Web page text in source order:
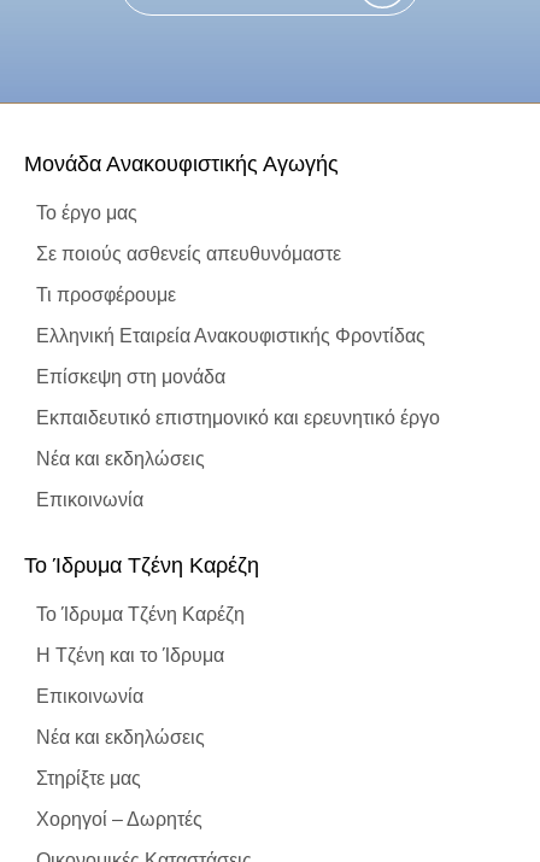
Μονάδα Ανακουφιστικής Αγωγής
Το έργο μας
Σε ποιούς ασθενείς απευθυνόμαστε
Τι προσφέρουμε
Ελληνική Εταιρεία Ανακουφιστικής Φροντίδας
Επίσκεψη στη μονάδα
Εκπαιδευτικό επιστημονικό και ερευνητικό έργο
Νέα και εκδηλώσεις
Επικοινωνία
To Ίδρυμα Τζένη Καρέζη
To Ίδρυμα Τζένη Καρέζη
Η Τζένη και το Ίδρυμα
Επικοινωνία
Νέα και εκδηλώσεις
Στηρίξτε μας
Χορηγοί – Δωρητές